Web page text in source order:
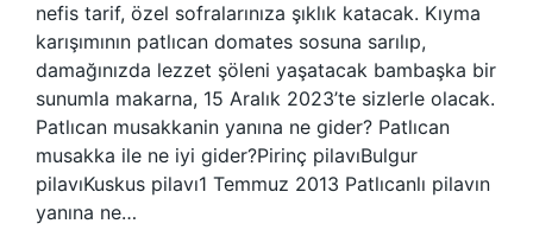
nefis tarif, özel sofralarınıza şıklık katacak. Kıyma
karışımının patlıcan domates sosuna sarılıp,
damağınızda lezzet şöleni yaşatacak bambaşka bir
sunumla makarna, 15 Aralık 2023’te sizlerle olacak.
Patlıcan musakkanin yanına ne gider? Patlıcan
musakka ile ne iyi gider?Pirinç pilavıBulgur
pilavıKuskus pilavı1 Temmuz 2013 Patlıcanlı pilavın
yanına ne…